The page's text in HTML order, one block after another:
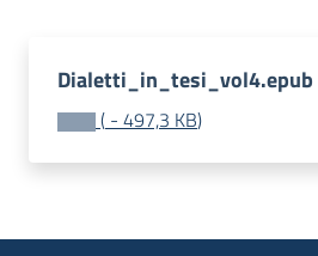
Guglielmi
Dialetti_in_tesi_vol4.epub
( - 497,3 KB)